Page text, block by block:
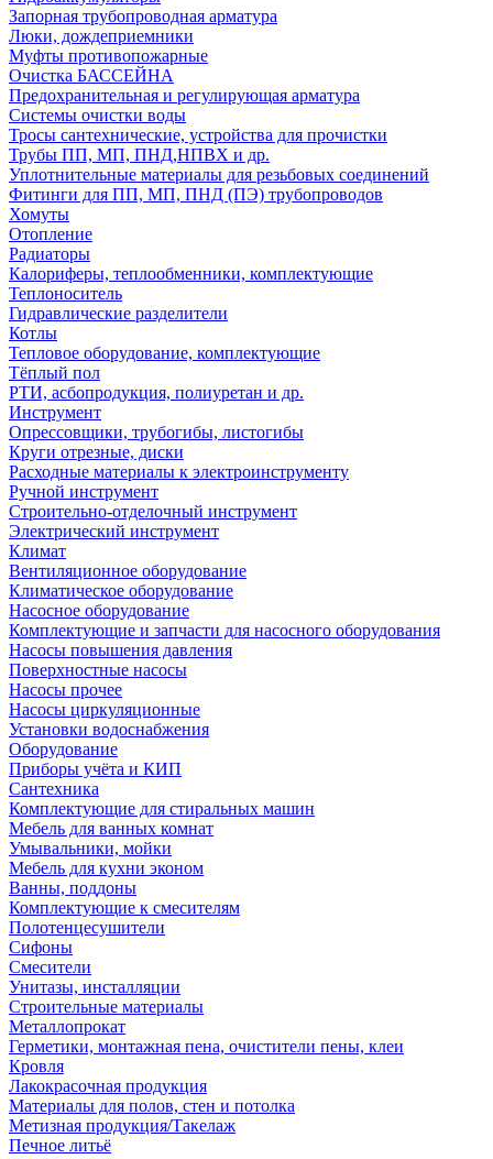
Запорная трубопроводная арматура
Люки, дождеприемники
Муфты противопожарные
Очистка БАССЕЙНА
Предохранительная и регулирующая арматура
Системы очистки воды
Тросы сантехнические, устройства для прочистки
Трубы ПП, МП, ПНД,НПВХ и др.
Уплотнительные материалы для резьбовых соединений
Фитинги для ПП, МП, ПНД (ПЭ) трубопроводов
Хомуты
Отопление
Радиаторы
Калориферы, теплообменники, комплектующие
Теплоноситель
Гидравлические разделители
Котлы
Тепловое оборудование, комплектующие
Тёплый пол
РТИ, асбопродукция, полиуретан и др.
Инструмент
Опрессовщики, трубогибы, листогибы
Круги отрезные, диски
Расходные материалы к электроинструменту
Ручной инструмент
Строительно-отделочный инструмент
Электрический инструмент
Климат
Вентиляционное оборудование
Климатическое оборудование
Насосное оборудование
Комплектующие и запчасти для насосного оборудования
Насосы повышения давления
Поверхностные насосы
Насосы прочее
Насосы циркуляционные
Установки водоснабжения
Оборудование
Приборы учёта и КИП
Сантехника
Комплектующие для стиральных машин
Мебель для ванных комнат
Умывальники, мойки
Мебель для кухни эконом
Ванны, поддоны
Комплектующие к смесителям
Полотенцесушители
Сифоны
Смесители
Унитазы, инсталляции
Строительные материалы
Металлопрокат
Герметики, монтажная пена, очистители пены, клеи
Кровля
Лакокрасочная продукция
Материалы для полов, стен и потолка
Метизная продукция/Такелаж
Печное литьё